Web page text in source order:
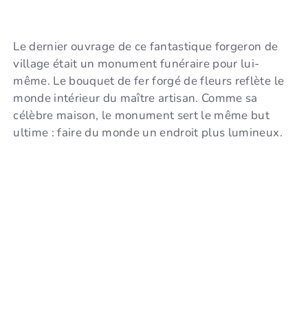
Le dernier ouvrage de ce fantastique forgeron de
village était un monument funéraire pour lui-
même. Le bouquet de fer forgé de fleurs reflète le
monde intérieur du maître artisan. Comme sa
célèbre maison, le monument sert le même but
ultime : faire du monde un endroit plus lumineux.